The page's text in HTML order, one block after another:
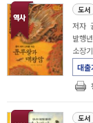
도서
저자
발행년
소장
대출
도서